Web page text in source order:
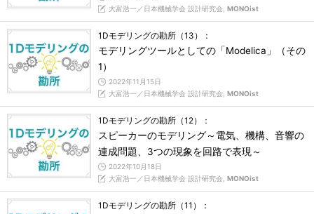
大富浩一／日本機械学会 設計研究会, MONOist
1Dモデリングの勘所（13）：
モデリングツールとしての「Modelica」（その
1）
2022年11月15日
大富浩一／日本機械学会 設計研究会, MONOist
1Dモデリングの勘所（12）：
スピーカーのモデリング～電気、機構、音響の
連成問題、3つの現象を回路で表現～
2022年10月18日
大富浩一／日本機械学会 設計研究会, MONOist
1Dモデリングの勘所（11）：